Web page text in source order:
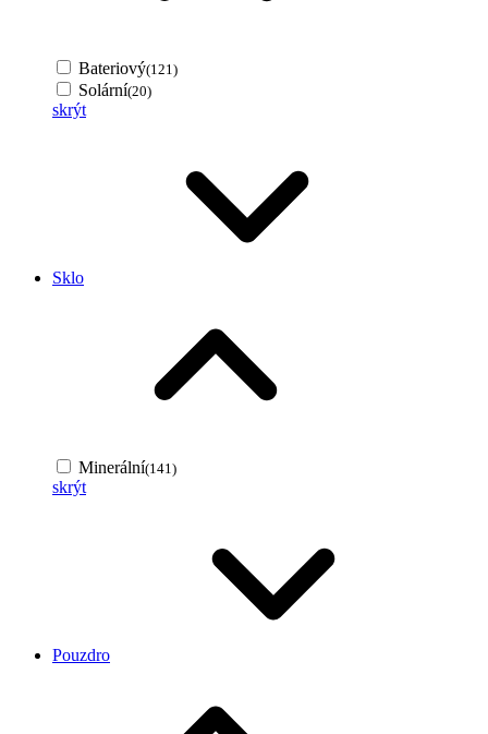
Bateriový(121)
Solární(20)
skrýt
Sklo
Minerální(141)
skrýt
Pouzdro